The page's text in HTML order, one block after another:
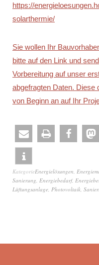
https://
solarthermie/
Sie wollen Ihr
bitte auf den Link und
Vorbereitung auf unser
abgefragten Daten. Diese
von Beginn an auf Ihr
KategorieEnergielösungen
Sanierung Energiebedarf,
Lüftungsanlage Photovoltaik